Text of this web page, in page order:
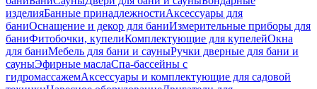
изделияБанные принадлежностиАксессуары для
баниОснащение и декор для баниИзмерительные приборы для
баниФитобочки, купелиКомплектующие для купелейОкна
для баниМебель для бани и сауныРучки дверные для бани и
сауныЭфирные маслаСпа-бассейны с
гидромассажемАксессуары и комплектующие для садовой